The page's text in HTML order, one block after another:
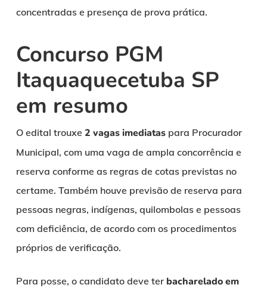
concentradas e presença de prova prática.
Concurso PGM
Itaquaquecetuba SP
em resumo
O edital trouxe 2 vagas imediataspara Procurador
Municipal, com uma vaga de ampla concorrência e
reserva conforme as regras de cotas previstas no
certame. Também houve previsão de reserva para
pessoas negras, indígenas, quilombolas e pessoas
com deficiência, de acordo com os procedimentos
próprios de verificação.
Para posse, o candidato deve ter bacharelado em